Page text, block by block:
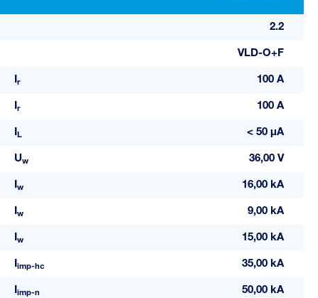
2.2
VLD-O+F
Ir 100 A
Ir 100 A
IL < 50 μA
Uw 36,00 V
Iw 16,00 kA
Iw 9,00 kA
Iw 15,00 kA
Iimp-hc 35,00 kA
Iimp-n 50,00 kA